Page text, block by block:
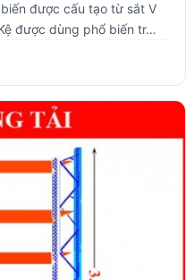
biến được cấu tạo từ sắt V
được dùng phổ biến tr…